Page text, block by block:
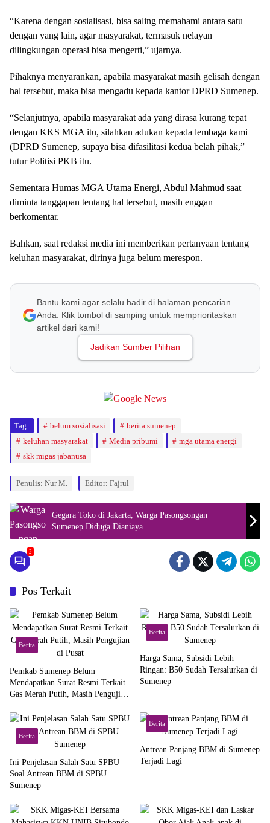
“Karena dengan sosialisasi, bisa saling memahami antara satu
dengan yang lain, agar masyarakat, termasuk nelayan
dilingkungan operasi bisa mengerti,” ujarnya.
Pihaknya menyarankan, apabila masyarakat masih gelisah dengan
hal tersebut, maka bisa mengadu kepada kantor DPRD Sumenep.
“Selanjutnya, apabila masyarakat ada yang dirasa kurang tepat
dengan KKS MGA itu, silahkan adukan kepada lembaga kami
(DPRD Sumenep, supaya bisa difasilitasi kedua belah pihak,”
tutur Politisi PKB itu.
Sementara Humas MGA Utama Energi, Abdul Mahmud saat
diminta tanggapan tentang hal tersebut, masih enggan
berkomentar.
Bahkan, saat redaksi media ini memberikan pertanyaan tentang
keluhan masyarakat, dirinya juga belum merespon.
Bantu kami agar selalu hadir di halaman pencarian
Anda. Klik tombol di samping untuk memprioritaskan
artikel dari kami!
Jadikan Sumber Pilihan
Tag: belum sosialisasi
berita sumenep
keluhan masyarakat
Media pribumi
mga utama energi
skk migas jabanusa
Penulis: Nur M. Editor: Fajrul
Gegara Toko di Jakarta, Warga Pasongsongan
Sumenep Diduga Dianiaya
2
Pos Terkait
Berita
Pemkab Sumenep Belum
Mendapatkan Surat Resmi Terkait
Gas Merah Putih, Masih Pengujian
Berita
Harga Sama, Subsidi Lebih
Ringan: B50 Sudah Tersalurkan di
Sumenep
Berita
Ini Penjelasan Salah Satu SPBU
Soal Antrean BBM di SPBU
Sumenep
Berita
Antrean Panjang BBM di Sumenep
Terjadi Lagi